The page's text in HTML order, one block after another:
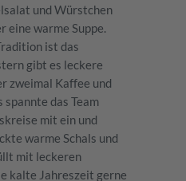
und Würstchen
eine warme Suppe.
ist das
gibt es leckere
zweimal Kaffee und
spannte das Team
mit ein und
warme Schals und
mit leckeren
kalte Jahreszeit gerne